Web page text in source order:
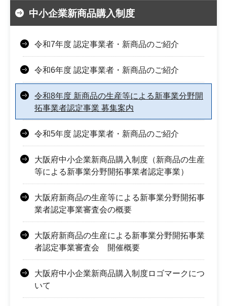
中小企業新商品購入制度
令和7年度 認定事業者・新商品のご紹介
令和6年度 認定事業者・新商品のご紹介
令和8年度 新商品の生産等による新事業分野開
拓事業者認定事業 募集案内
令和5年度 認定事業者・新商品のご紹介
大阪府中小企業新商品購入制度（新商品の生産
等による新事業分野開拓事業者認定事業）
大阪府新商品の生産等による新事業分野開拓事
業者認定事業審査会の概要
大阪府新商品の生産による新事業分野開拓事業
者認定事業審査会 開催概要
大阪府中小企業新商品購入制度ロゴマークにつ
いて